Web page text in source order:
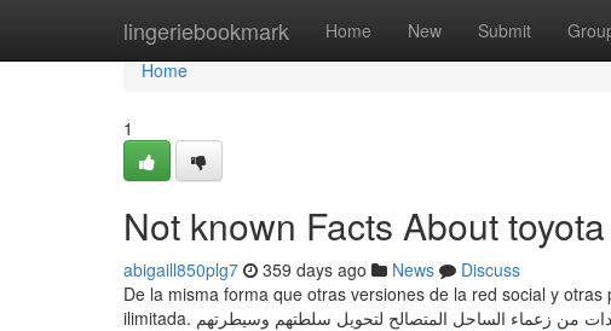
lingeriebookmark Home New Submit
Home
Home
1
Not known Facts About
abigaill850plg7 359 days ago News
Discuss
De la misma forma que otras versiones de la red social y
ilimitada. وفي مواجهة التنافس الناشئ مع قوى أجنبيّة أخرى، حصلت بريطانيا على تعهّدات من زعماء الساحل المتصالح لتحويل سلطتهم وسيطرتهم